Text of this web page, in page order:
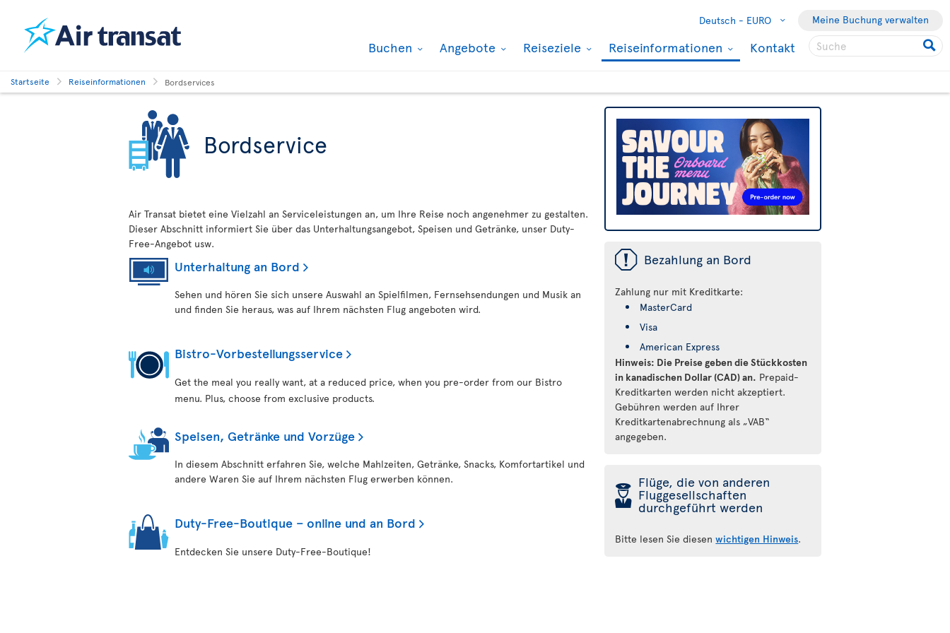
Deutsch - EURO Meine Buchung verwalten
Buchen Angebote Reiseziele Reiseinformationen Kontakt
Startseite Reiseinformationen Bordservices
Bordservice
Air Transat bietet eine Vielzahl an Serviceleistungen an, um Ihre Reise noch angenehmer zu gestalten.
Dieser Abschnitt informiert Sie über das Unterhaltungsangebot, Speisen und Getränke, unser Duty-
Free-Angebot usw.
Unterhaltung an Bord
Sehen und hören Sie sich unsere Auswahl an Spielfilmen, Fernsehsendungen und Musik an
und finden Sie heraus, was auf Ihrem nächsten Flug angeboten wird.
Bistro-Vorbestellungsservice
Get the meal you really want, at a reduced price, when you pre-order from our Bistro
menu. Plus, choose from exclusive products.
Speisen, Getränke und Vorzüge
In diesem Abschnitt erfahren Sie, welche Mahlzeiten, Getränke, Snacks, Komfortartikel und
andere Waren Sie auf Ihrem nächsten Flug erwerben können.
Duty-Free-Boutique – online und an Bord
Entdecken Sie unsere Duty-Free-Boutique!
ü Bezahlung an Bord
Zahlung nur mit Kreditkarte:
MasterCard
Visa
American Express
Hinweis: Die Preise geben die Stückkosten
in kanadischen Dollar (CAD) an. Prepaid-
Kreditkarten werden nicht akzeptiert.
Gebühren werden auf Ihrer
Kreditkartenabrechnung als „VAB“
angegeben.
þ Flüge, die von anderen
Fluggesellschaften
durchgeführt werden
Bitte lesen Sie diesenwichtigen Hinweis.